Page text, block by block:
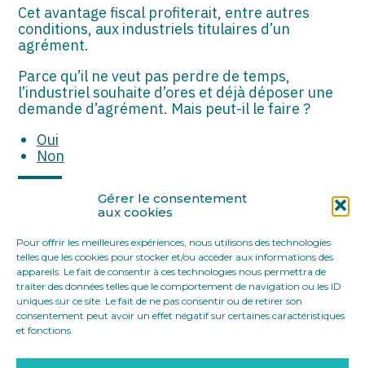
Gérer le consentement
aux cookies
Pour offrir les meilleures expériences, nous utilisons des technologies
telles que les cookies pour stocker et/ou accéder aux informations des
appareils. Le fait de consentir à ces technologies nous permettra de
traiter des données telles que le comportement de navigation ou les ID
uniques sur ce site. Le fait de ne pas consentir ou de retirer son
consentement peut avoir un effet négatif sur certaines caractéristiques
et fonctions.
ASSOCIATIONS
START-UP
SECTEUR AUDIOVISUEL
Cet avantage fiscal profiterait, entre autres
conditions, aux industriels titulaires d’un
agrément.
Parce qu’il ne veut pas perdre de temps,
l’industriel souhaite d’ores et déjà déposer une
demande d’agrément. Mais peut-il le faire ?
Oui
Non
FaceBook
TwitterLinkedIn